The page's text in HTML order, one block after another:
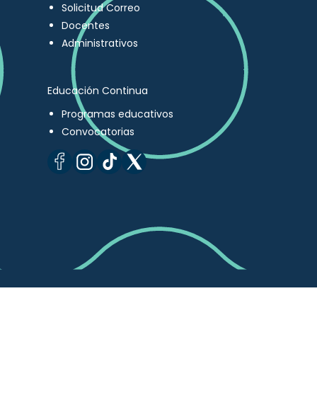
Solicitud Correo
Docentes
Administrativos
Educación Continua
Programas educativos
Convocatorias